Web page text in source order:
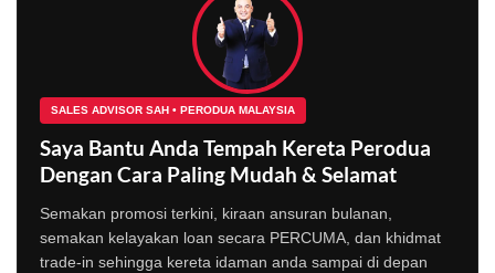
SALES ADVISOR SAH • PERODUA MALAYSIA
Saya Bantu Anda Tempah Kereta Perodua
Dengan Cara Paling Mudah & Selamat
Semakan promosi terkini, kiraan ansuran bulanan,
semakan kelayakan loan secara PERCUMA, dan khidmat
trade-in sehingga kereta idaman anda sampai di depan